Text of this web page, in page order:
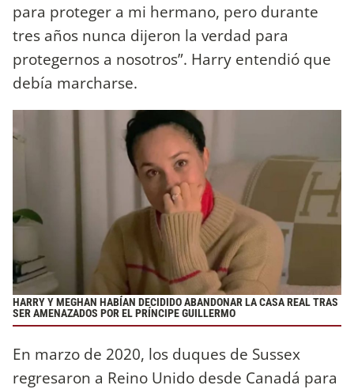
para proteger a mi hermano, pero durante
tres años nunca dijeron la verdad para
protegernos a nosotros”. Harry entendió que
debía marcharse.
HARRY Y MEGHAN HABÍAN DECIDIDO ABANDONAR LA CASA REAL TRAS
SER AMENAZADOS POR EL PRÍNCIPE GUILLERMO
En marzo de 2020, los duques de Sussex
regresaron a Reino Unido desde Canadá para